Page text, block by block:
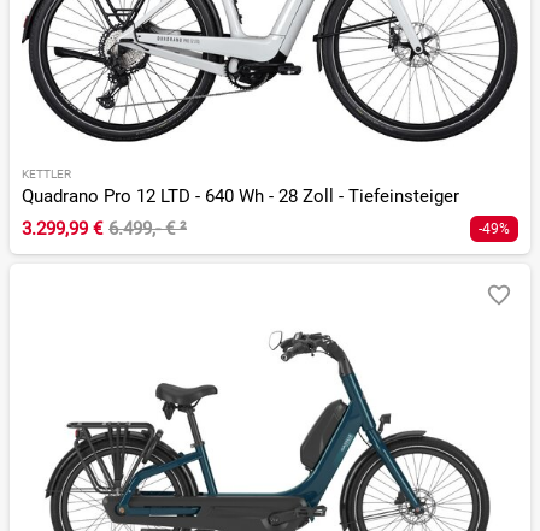
KETTLER
Quadrano Pro 12 LTD - 640 Wh - 28 Zoll - Tiefeinsteiger
3.299,99 € 6.499,- €² -49%